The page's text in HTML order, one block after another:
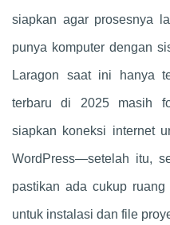
siapkan agar prosesnya
punya komputer dengan
Laragon saat ini hanya
terbaru di 2025 masih
siapkan koneksi internet
WordPress—setelah itu,
pastikan ada cukup
untuk instalasi dan file